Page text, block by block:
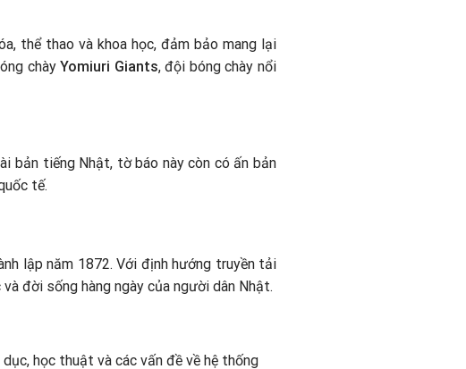
thể thao và khoa học, đảm bảo mang lại
chàyYomiuri Giants, đội bóng chày nổi
bản tiếng Nhật, tờ báo này còn có ấn bản
tế.
lập năm 1872. Với định hướng truyền tải
đời sống hàng ngày của người dân Nhật.
học thuật và các vấn đề về hệ thống